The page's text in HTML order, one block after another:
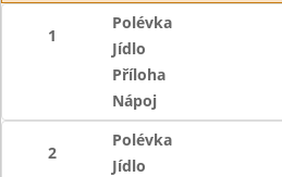
1
Polévka
Jídlo
Příloha
Nápoj
2
Polévka
Jídlo